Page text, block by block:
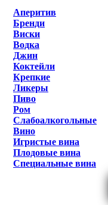
Аперитив
Бренди
Виски
Водка
Джин
Коктейли
Крепкие
Ликеры
Пиво
Ром
Слабоалкогольные
Вино
Игристые вина
Плодовые вина
Специальные вина